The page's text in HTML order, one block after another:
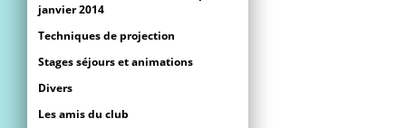
janvier 2014
Techniques de projection
Stages séjours et animations
Divers
Les amis du club